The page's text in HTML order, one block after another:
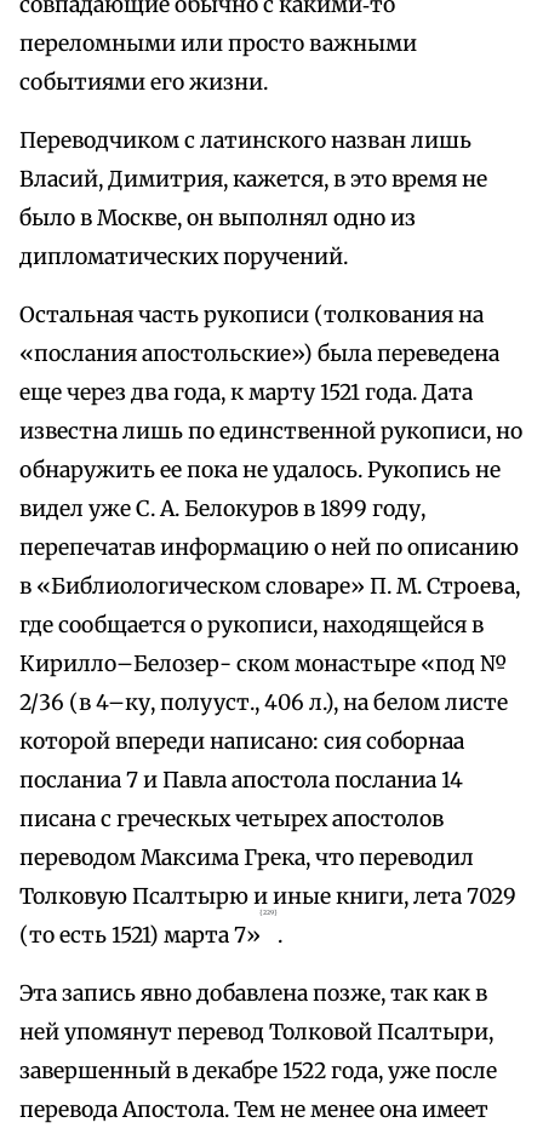
переломными или просто важными
событиями его жизни.
Переводчиком с латинского назван лишь
Власий, Димитрия, кажется, в это время не
было в Москве, он выполнял одно из
дипломатических поручений.
Остальная часть рукописи (толкования на
«послания апостольские») была переведена
еще через два года, к марту 1521 года. Дата
известна лишь по единственной рукописи, но
обнаружить ее пока не удалось. Рукопись не
видел уже С. А. Белокуров в 1899 году,
перепечатав информацию о ней по описанию
в «Библиологическом словаре» П. М. Строева,
где сообщается о рукописи, находящейся в
Кирилло–Белозер- ском монастыре «под №
2/36 (в 4–ку, полууст., 406 л.), на белом листе
которой впереди написано: сия соборнаа
посланиа 7 и Павла апостола посланиа 14
писана с греческых четырех апостолов
переводом Максима Грека, что переводил
Толковую Псалтырю и иные книги, лета 7029
(то есть 1521) марта 7»
{229}
.
Эта запись явно добавлена позже, так как в
ней упомянут перевод Толковой Псалтыри,
завершенный в декабре 1522 года, уже после
перевода Апостола. Тем не менее она имеет